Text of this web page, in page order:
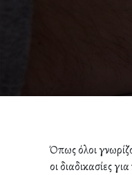
Όπως όλοι
οι διαδικασίες